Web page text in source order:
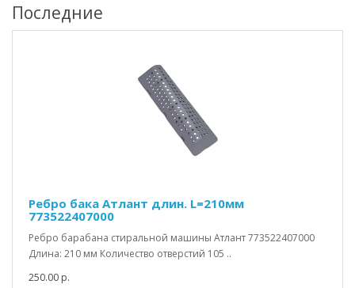
Последние
Ребро бака Атлант длин. L=210мм
773522407000
Ребро барабана стиральной машины Атлант 773522407000
Длина: 210 мм Количество отверстий 105 ..
250.00 р.